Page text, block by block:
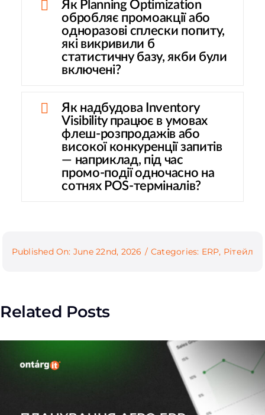
Як Planning Optimization
обробляє промоакції або
одноразові сплески попиту,
які викривили б
статистичну базу, якби були
включені?
Як надбудова Inventory
Visibility працює в умовах
флеш-розпродажів або
високої конкуренції запитів
— наприклад, під час
промо-події одночасно на
сотнях POS-терміналів?
Published On: June 22nd, 2026 / Categories: ERP, Рітейл
Related Posts